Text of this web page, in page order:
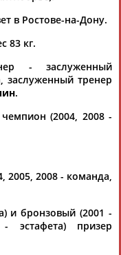
документов
5
лет
конькобежец
Грушин, легкоатлетка
Лебедева,
сборной России по
в Ростове-на-Дону.
83 кг.
- заслуженный
заслуженный тренер
.
(2004, 2008 -
2005, 2008 - команда,
и бронзовый (2001 -
призер